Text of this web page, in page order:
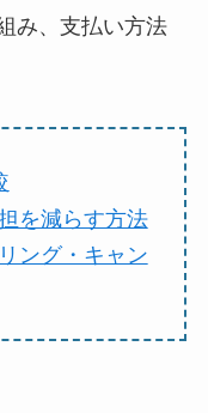
み、支払い方法
を減らす方法
ング・キャン